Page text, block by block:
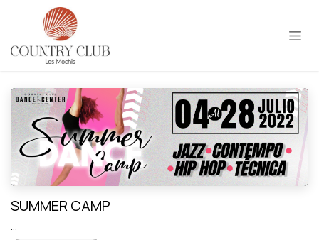
Ir al contenido
SUMMER CAMP
...